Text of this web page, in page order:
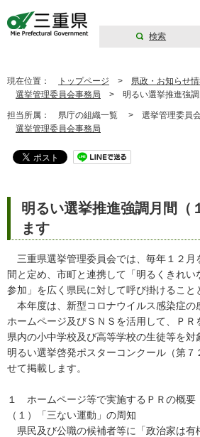
検索
現在位置： トップページ > 県政・お知らせ
選挙管理委員会事務局 > 明るい選挙推進強
担当所属： 県庁の組織一覧 > 選挙管理委員
選挙管理委員会事務局
明るい選挙推進強調月間（
ます
三重県選挙管理委員会では、毎年１２月
間と定め、市町と連携して「明るくきれ
参加」を広く県民に対して呼び掛けること
本年度は、新型コロナウイルス感染症の
ホームページ及びＳＮＳを活用して、ＰＲ
県内の小中学校及び高等学校の生徒等を
明るい選挙啓発ポスターコンクール（第
せて掲載します。
１ ホームページ等で実施するＰＲの概要
（１）「三ない運動」の周知
県民及び公職の候補者等に「政治家は有